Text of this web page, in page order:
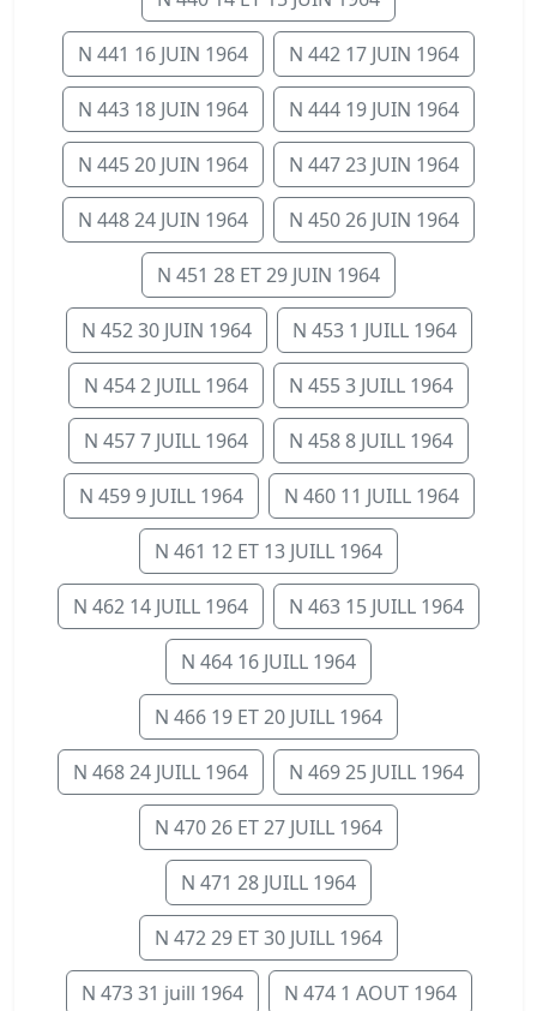
N 441 16 JUIN 1964 N 442 17 JUIN 1964
N 443 18 JUIN 1964 N 444 19 JUIN 1964
N 445 20 JUIN 1964 N 447 23 JUIN 1964
N 448 24 JUIN 1964 N 450 26 JUIN 1964
N 451 28 ET 29 JUIN 1964
N 452 30 JUIN 1964 N 453 1 JUILL 1964
N 454 2 JUILL 1964 N 455 3 JUILL 1964
N 457 7 JUILL 1964 N 458 8 JUILL 1964
N 459 9 JUILL 1964 N 460 11 JUILL 1964
N 461 12 ET 13 JUILL 1964
N 462 14 JUILL 1964 N 463 15 JUILL 1964
N 464 16 JUILL 1964
N 466 19 ET 20 JUILL 1964
N 468 24 JUILL 1964 N 469 25 JUILL 1964
N 470 26 ET 27 JUILL 1964
N 471 28 JUILL 1964
N 472 29 ET 30 JUILL 1964
N 473 31 juill 1964 N 474 1 AOUT 1964